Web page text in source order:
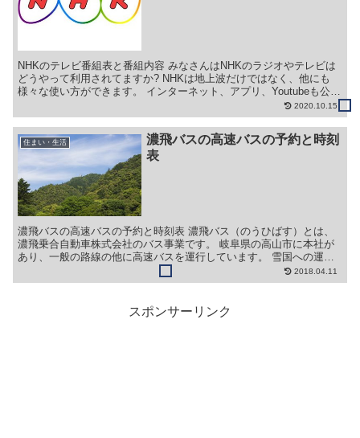
NHKのテレビ番組表と番組内容 みなさんはNHKのラジオやテレビは
どうやって利用されてますか? NHKは地上波だけではなく、他にも
様々な使い方ができます。 インターネット、アプリ、Youtubeも公式
2020.10.15
住まい・生活
濃飛バスの高速バスの予約と時刻
表
濃飛バスの高速バスの予約と時刻表 濃飛バス（のうひばす）とは、
濃飛乗合自動車株式会社のバス事業です。 岐阜県の高山市に本社が
あり、一般の路線の他に高速バスを運行しています。 雪国への運行
バスなのもあり、大きな荷物も載せやすく、便利なバスです...2018.04.11
スポンサーリンク